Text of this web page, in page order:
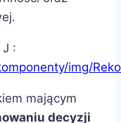
:
img/
mającym
decyzji